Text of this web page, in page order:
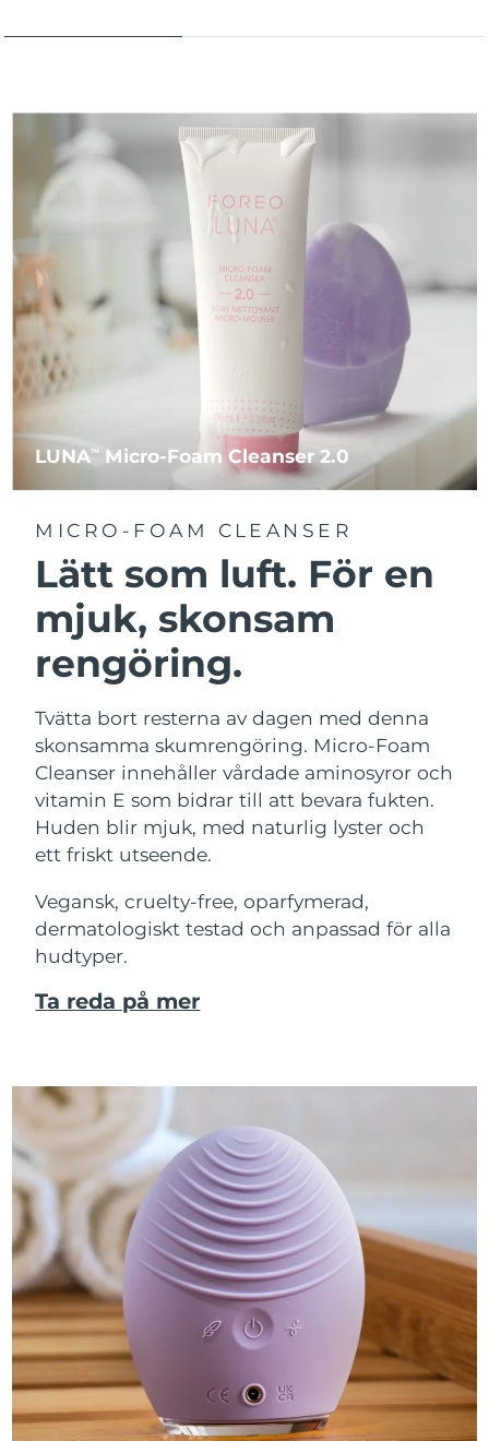
LUNATM Micro-Foam Cleanser 2.0
MICRO-FOAM CLEANSER
Lätt som luft. För en
mjuk, skonsam
rengöring.
Tvätta bort resterna av dagen med denna
skonsamma skumrengöring. Micro-Foam
Cleanser innehåller vårdade aminosyror och
vitamin E som bidrar till att bevara fukten.
Huden blir mjuk, med naturlig lyster och
ett friskt utseende.
Vegansk, cruelty-free, oparfymerad,
dermatologiskt testad och anpassad för alla
hudtyper.
Ta reda på mer